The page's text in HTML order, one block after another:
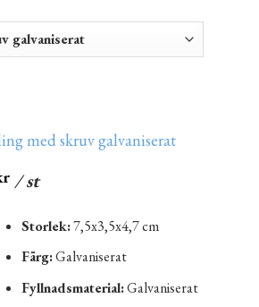
med skruv galvaniserat
/ st
Storlek:7,5x3,5x4,7 cm
Färg:Galvaniserat
Fyllnadsmaterial:Galvaniserat